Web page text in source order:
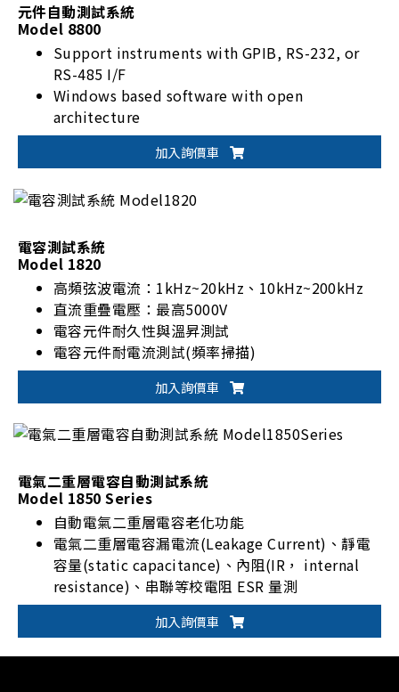
元件自動測試系統
Model 8800
Support instruments with GPIB, RS-232, or
RS-485 I/F
Windows based software with open
architecture
Test items and test programs editable by
generating
加入詢價車
電容測試系統
Model 1820
高頻弦波電流：1kHz~20kHz、10kHz~200kHz
直流重疊電壓：最高5000V
電容元件耐久性與溫昇測試
電容元件耐電流測試(頻率掃描)
軟體控制支援
可依客戶需求客製測試模組
加入詢價車
電氣二重層電容自動測試系統
Model 1850 Series
自動電氣二重層電容老化功能
電氣二重層電容漏電流(Leakage Current)、靜電
容量(static capacitance)、內阻(IR， internal
resistance)、串聯等校電阻 ESR 量測
五組靜電容量(static capacitance)分類與不良品
自動裝填與供料系統
加入詢價車